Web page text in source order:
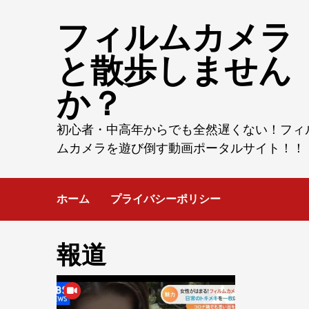
フィルムカメラ
と散歩しません
か？
初心者・中高年からでも全然遅くない！フィ
ムカメラを遊び倒す動画ポータルサイト！！
ホーム プライバシーポリシー
報道